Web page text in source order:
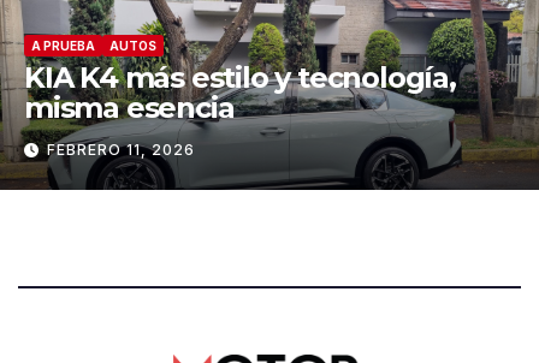
AUTOS
más estilo y tecnología,
esencia
11, 2026
A PRUEBA